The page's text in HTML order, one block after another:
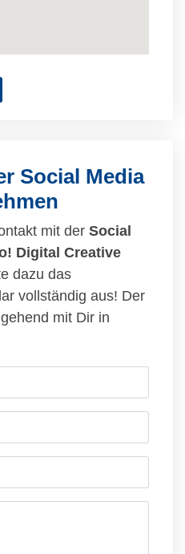
Social Media
mit der Social
Digital Creative
dazu das
vollständig aus! Der
mit Dir in